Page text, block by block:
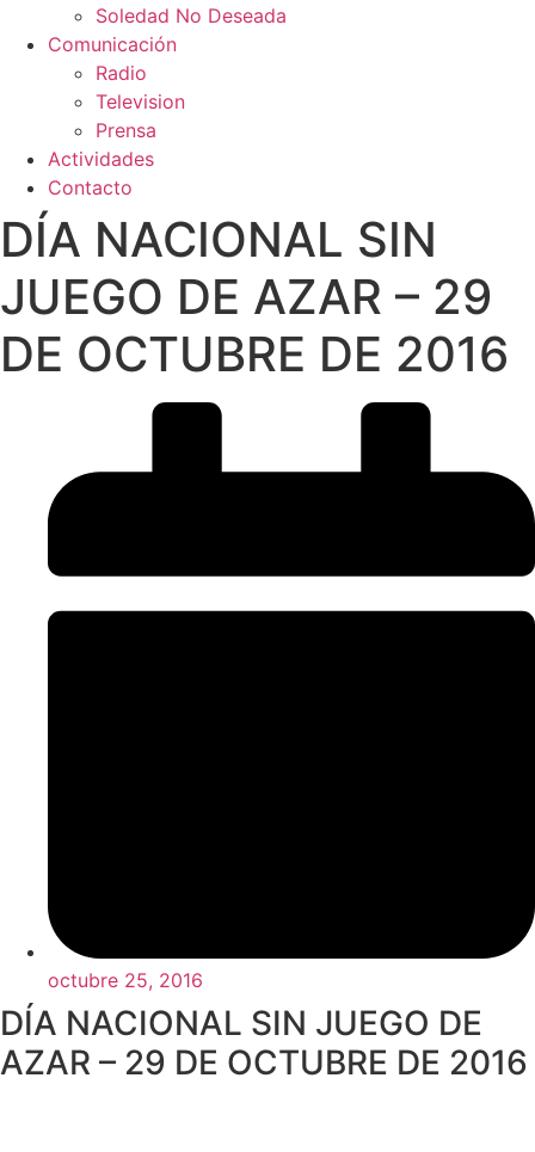
Soledad No Deseada
Comunicación
Radio
Television
Prensa
Actividades
Contacto
DÍA NACIONAL SIN
JUEGO DE AZAR – 29
DE OCTUBRE DE 2016
octubre 25, 2016
DÍA NACIONAL SIN JUEGO DE
AZAR – 29 DE OCTUBRE DE 2016